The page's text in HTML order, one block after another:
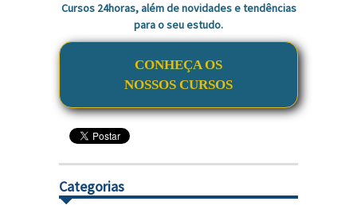
Cursos 24horas, além de novidades e tendências
para o seu estudo.
CONHEÇA OS
NOSSOS CURSOS
Categorias